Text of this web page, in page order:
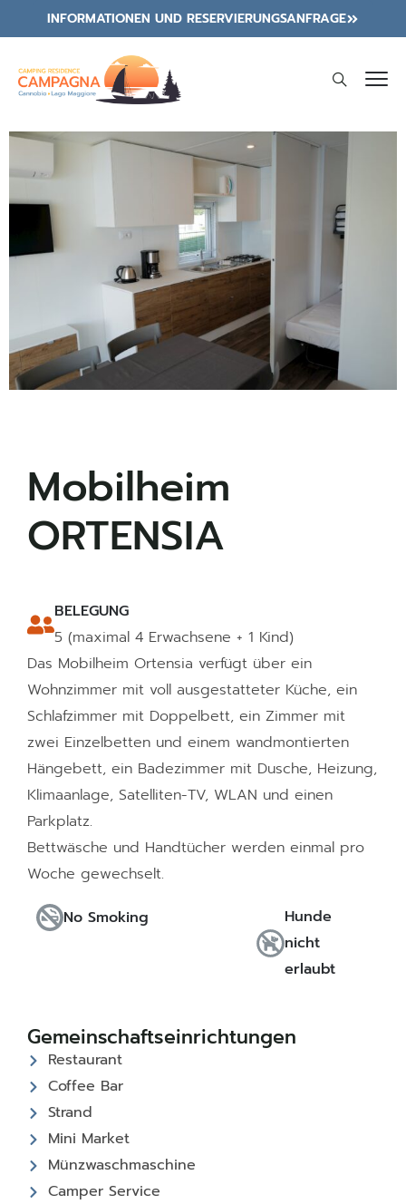
INFORMATIONEN UND RESERVIERUNGSANFRAGE
Mobilheim
ORTENSIA
BELEGUNG
5 (maximal 4 Erwachsene + 1 Kind)
Das Mobilheim Ortensia verfügt über ein
Wohnzimmer mit voll ausgestatteter Küche, ein
Schlafzimmer mit Doppelbett, ein Zimmer mit
zwei Einzelbetten und einem wandmontierten
Hängebett, ein Badezimmer mit Dusche, Heizung,
Klimaanlage, Satelliten-TV, WLAN und einen
Parkplatz.
Bettwäsche und Handtücher werden einmal pro
Woche gewechselt.
No Smoking
Hunde
nicht
erlaubt
Gemeinschaftseinrichtungen
Restaurant
Coffee Bar
Strand
Mini Market
Münzwaschmaschine
Camper Service